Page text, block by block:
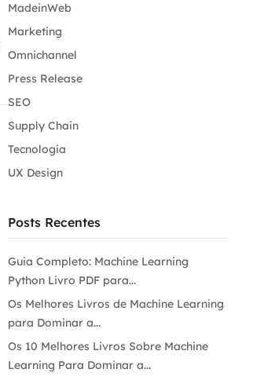
MadeinWeb
Marketing
Omnichannel
Press Release
SEO
Supply Chain
Tecnologia
UX Design
Posts Recentes
Guia Completo: Machine Learning
Python Livro PDF para...
Os Melhores Livros de Machine Learning
para Dominar a...
Os 10 Melhores Livros Sobre Machine
Learning Para Dominar a...